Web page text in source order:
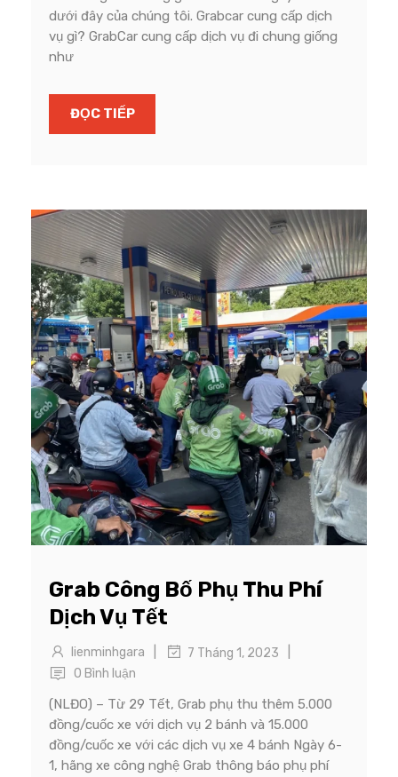
dưới đây của chúng tôi. Grabcar cung cấp dịch
vụ gì? GrabCar cung cấp dịch vụ đi chung giống
như
ĐỌC TIẾP
Grab Công Bố Phụ Thu Phí
Dịch Vụ Tết
lienminhgara 7 Tháng 1, 2023
0 Bình luận
(NLĐO) – Từ 29 Tết, Grab phụ thu thêm 5.000
đồng/cuốc xe với dịch vụ 2 bánh và 15.000
đồng/cuốc xe với các dịch vụ xe 4 bánh Ngày 6-
1, hãng xe công nghệ Grab thông báo phụ phí